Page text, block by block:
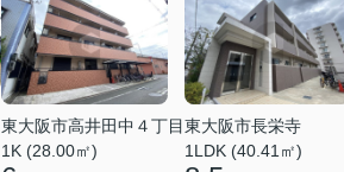
東大阪市高井田中４丁目
1K (28.00㎡)
東大阪市長栄寺
1LDK (40.41㎡)